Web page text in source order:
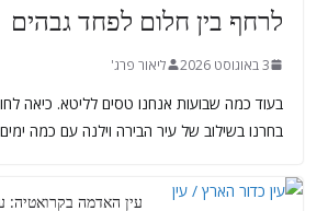
לרחף בין חלום לפחד גבהים
3 באוגוסט 2026 ליאור פרג'
בעוד כמה שבועות אנחנו טסים לליטא. כיאה
בחרנו בשילוב של עיר הבירה וילנה עם כמה
עין האדמה בקרואטיה: